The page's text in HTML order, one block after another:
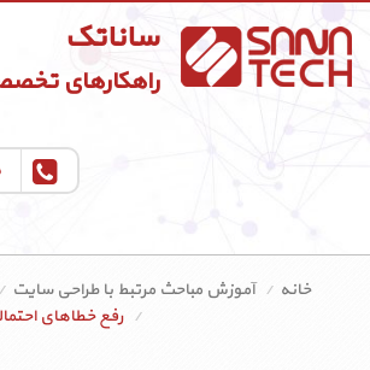
ساناتک
راهکارهای
خانه
آموزش مباحث مرتبط با طراحی سایت
رفع خطاهای